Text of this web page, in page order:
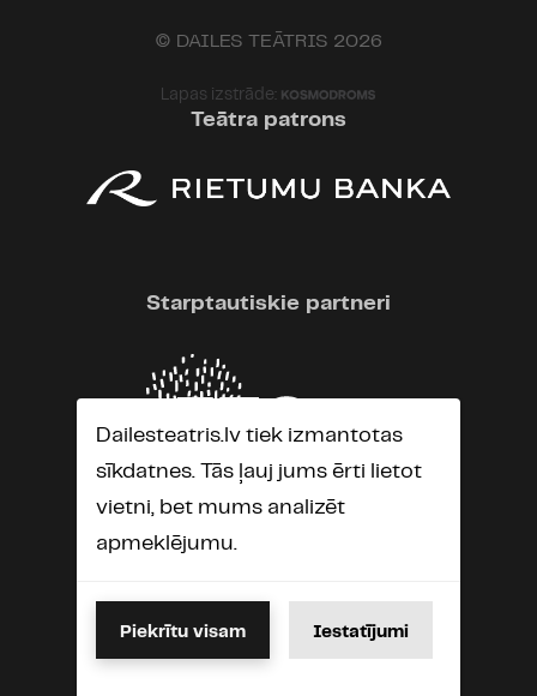
© DAILES TEĀTRIS 2026
Lapas izstrāde:
Teātra patrons
Starptautiskie partneri
Dailesteatris.lv tiek izmantotas
sīkdatnes. Tās ļauj jums ērti lietot
vietni, bet mums analizēt
apmeklējumu.
Piekrītu visam Iestatījumi